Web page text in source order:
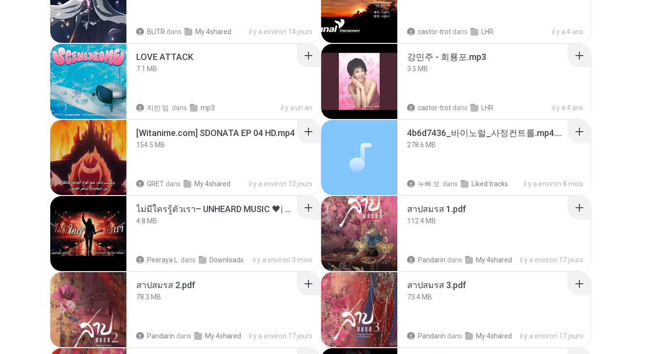
BLITR dans My 4shared il y a environ 14 jours castor-trot dans LHR il y a 4 ans
LOVE ATTACK
7.1 MB
지빈 임. dans mp3 il y a un an
강민주 - 회룡포.mp3
3.5 MB
castor-trot dans LHR il y a 4 ans
[Witanime.com] SDONATA EP 04 HD.mp4
154.5 MB
GRET dans My 4shared il y a environ 12 jours
4b6d7436_바이노럴_사정컨트롤.mp4.m4a
278.6 MB
누빠 모. dans Liked tracks il y a environ 8 mois
ไม่มีใครรู้ตัวเรา– UNHEARD MUSIC 🖤| Official Lyric Video | เพลงสู้ชีวิต
4.8 MB
Peeraya L. dans Downloads il y a environ 3 mois
สาปสมรส 1.pdf
112.4 MB
Pandarin dans My 4shared il y a environ 17 jours
สาปสมรส 2.pdf
78.3 MB
Pandarin dans My 4shared il y a environ 17 jours
สาปสมรส 3.pdf
73.4 MB
Pandarin dans My 4shared il y a environ 17 jours